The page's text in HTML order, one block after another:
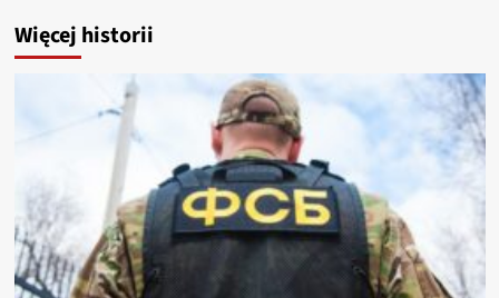
Więcej historii